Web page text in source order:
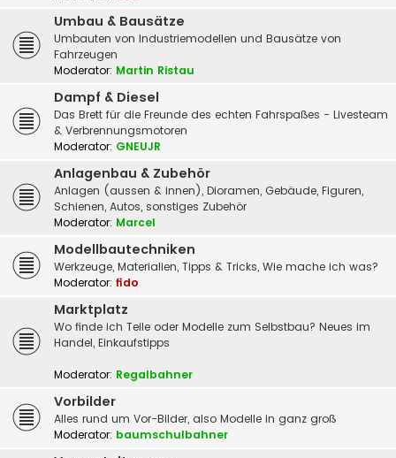
Umbau & Bausätze
Umbauten von Industriemodellen und Bausätze von
Fahrzeugen
Moderator: Martin Ristau
Dampf & Diesel
Das Brett für die Freunde des echten Fahrspaßes - Livesteam
& Verbrennungsmotoren
Moderator: GNEUJR
Anlagenbau & Zubehör
Anlagen (aussen & innen), Dioramen, Gebäude, Figuren,
Schienen, Autos, sonstiges Zubehör
Moderator: Marcel
Modellbautechniken
Werkzeuge, Materialien, Tipps & Tricks, Wie mache ich was?
Moderator: fido
Marktplatz
Wo finde ich Teile oder Modelle zum Selbstbau? Neues im
Handel, Einkaufstipps
Moderator: Regalbahner
Vorbilder
Alles rund um Vor-Bilder, also Modelle in ganz groß
Moderator: baumschulbahner